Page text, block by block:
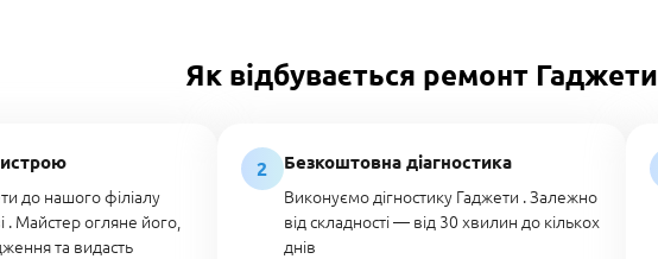
Як відбувається ремонт Гаджети
до нашого філіалу
. Майстер огляне його,
та видасть
2
Безкоштовна діагностика
Виконуємо дігностику Гаджети . Залежно
від складності — від 30 хвилин до кількох
днів